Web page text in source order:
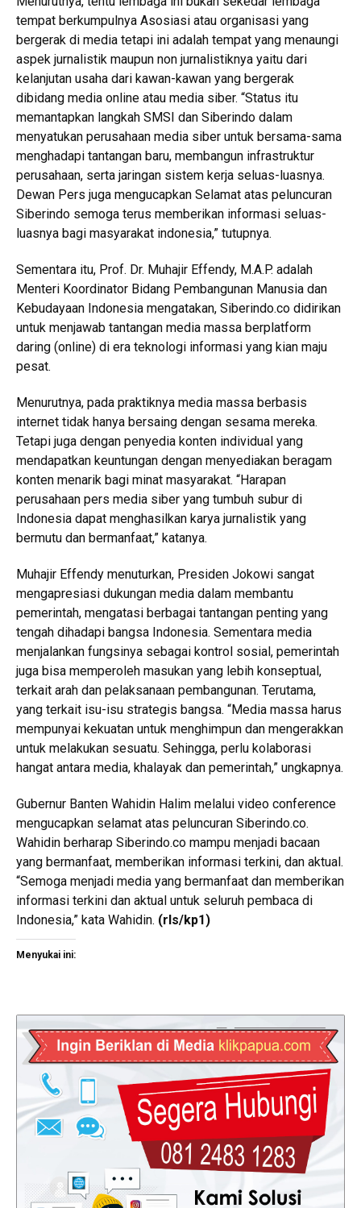
tempat berkumpulnya Asosiasi atau organisasi yang
bergerak di media tetapi ini adalah tempat yang menaungi
aspek jurnalistik maupun non jurnalistiknya yaitu dari
kelanjutan usaha dari kawan-kawan yang bergerak
dibidang media online atau media siber. “Status itu
memantapkan langkah SMSI dan Siberindo dalam
menyatukan perusahaan media siber untuk bersama-sama
menghadapi tantangan baru, membangun infrastruktur
perusahaan, serta jaringan sistem kerja seluas-luasnya.
Dewan Pers juga mengucapkan Selamat atas peluncuran
Siberindo semoga terus memberikan informasi seluas-
luasnya bagi masyarakat indonesia,” tutupnya.
Sementara itu, Prof. Dr. Muhajir Effendy, M.A.P. adalah
Menteri Koordinator Bidang Pembangunan Manusia dan
Kebudayaan Indonesia mengatakan, Siberindo.co didirikan
untuk menjawab tantangan media massa berplatform
daring (online) di era teknologi informasi yang kian maju
pesat.
Menurutnya, pada praktiknya media massa berbasis
internet tidak hanya bersaing dengan sesama mereka.
Tetapi juga dengan penyedia konten individual yang
mendapatkan keuntungan dengan menyediakan beragam
konten menarik bagi minat masyarakat. “Harapan
perusahaan pers media siber yang tumbuh subur di
Indonesia dapat menghasilkan karya jurnalistik yang
bermutu dan bermanfaat,” katanya.
Muhajir Effendy menuturkan, Presiden Jokowi sangat
mengapresiasi dukungan media dalam membantu
pemerintah, mengatasi berbagai tantangan penting yang
tengah dihadapi bangsa Indonesia. Sementara media
menjalankan fungsinya sebagai kontrol sosial, pemerintah
juga bisa memperoleh masukan yang lebih konseptual,
terkait arah dan pelaksanaan pembangunan. Terutama,
yang terkait isu-isu strategis bangsa. “Media massa harus
mempunyai kekuatan untuk menghimpun dan mengerakkan
untuk melakukan sesuatu. Sehingga, perlu kolaborasi
hangat antara media, khalayak dan pemerintah,” ungkapnya.
Gubernur Banten Wahidin Halim melalui video conference
mengucapkan selamat atas peluncuran Siberindo.co.
Wahidin berharap Siberindo.co mampu menjadi bacaan
yang bermanfaat, memberikan informasi terkini, dan aktual.
“Semoga menjadi media yang bermanfaat dan memberikan
informasi terkini dan aktual untuk seluruh pembaca di
Indonesia,” kata Wahidin. (rls/kp1)
Menyukai ini: